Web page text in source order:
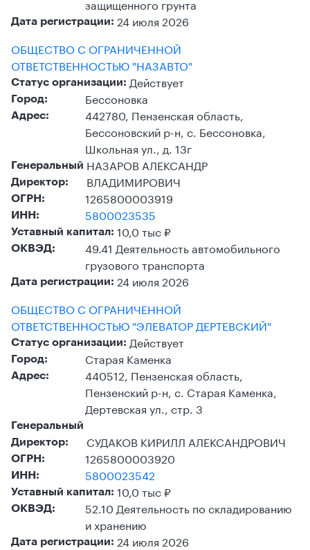
защищенного грунта
Дата регистрации: 24 июля 2026
ОБЩЕСТВО С ОГРАНИЧЕННОЙ
ОТВЕТСТВЕННОСТЬЮ "НАЗАВТО"
Статус организации: Действует
Город: Бессоновка
Адрес:
442780, Пензенская область,
Бессоновский р-н, с. Бессоновка,
Школьная ул., д. 13г
Генеральный
Директор:
НАЗАРОВ АЛЕКСАНДР
ВЛАДИМИРОВИЧ
ОГРН: 1265800003919
ИНН: 5800023535
Уставный капитал: 10,0 тыс ₽
ОКВЭД:
49.41 Деятельность автомобильного
грузового транспорта
Дата регистрации: 24 июля 2026
ОБЩЕСТВО С ОГРАНИЧЕННОЙ
ОТВЕТСТВЕННОСТЬЮ "ЭЛЕВАТОР ДЕРТЕВСКИЙ"
Статус организации: Действует
Город: Старая Каменка
Адрес:
440512, Пензенская область,
Пензенский р-н, с. Старая Каменка,
Дертевская ул., стр. 3
Генеральный
Директор:
СУДАКОВ КИРИЛЛ АЛЕКСАНДРОВИЧ
ОГРН: 1265800003920
ИНН: 5800023542
Уставный капитал: 10,0 тыс ₽
ОКВЭД:
52.10 Деятельность по складированию
и хранению
Дата регистрации: 24 июля 2026